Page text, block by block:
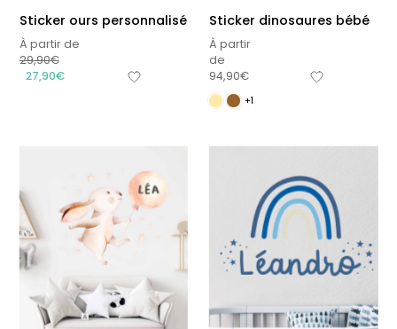
Sticker ours personnalisé
À partir de
29,90€
27,90€
Sticker dinosaures bébé
À partir
de
94,90€
+1